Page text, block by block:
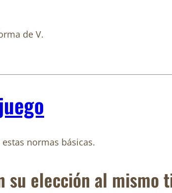
de V.
normas básicas.
su elección al mismo